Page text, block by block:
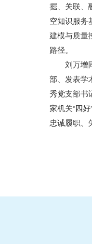
掘、关联、
空知识服务
建模与质量
路径。
刘万增
部、 发表学
秀党支部书
家机关“四
忠诚履职、